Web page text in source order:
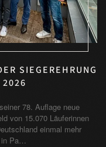
SIEGEREHRUNG
2026
78. Auflage neue
von 15.070 Läuferinnen
einmal mehr
in Pa…